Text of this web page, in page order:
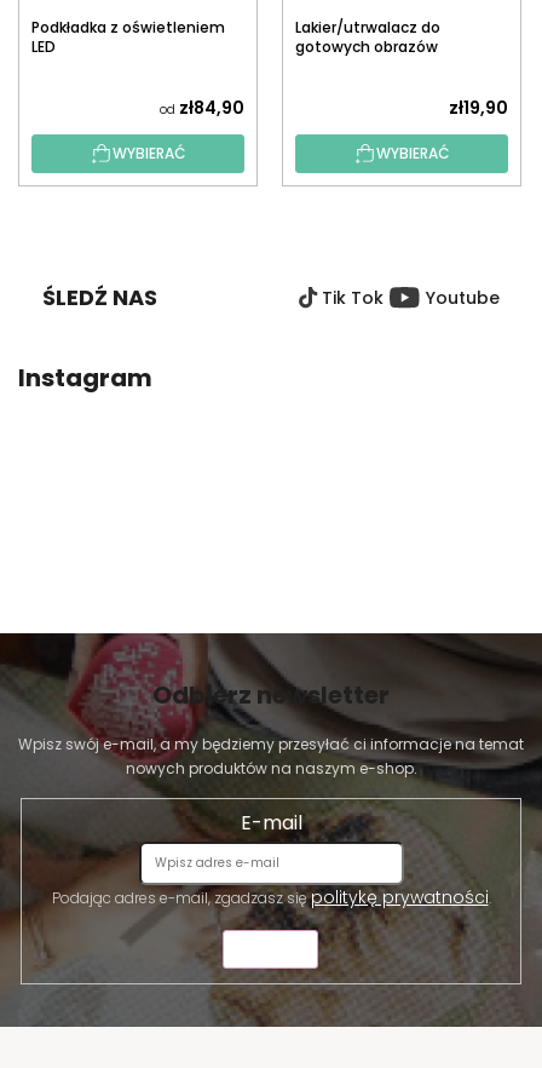
Podkładka z oświetleniem
LED
od zł84,90
WYBIERAĆ
Lakier/utrwalacz do
gotowych obrazów
zł19,90
WYBIERAĆ
ŚLEDŹ NAS Tik Tok Youtube
Instagram
Odbierz newsletter
Wpisz swój e-mail, a my będziemy przesyłać ci informacje na temat
nowych produktów na naszym e-shop.
E-mail
Podając adres e-mail, zgadzasz siępolitykę prywatności.